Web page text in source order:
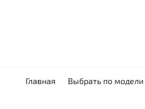
Главная Выбрать по модели